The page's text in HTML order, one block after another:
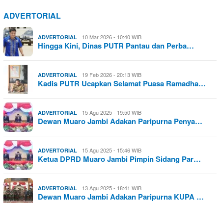
ADVERTORIAL
ADVERTORIAL 10 Mar 2026 - 10:40 WIB
Hingga Kini, Dinas PUTR Pantau dan Perba…
ADVERTORIAL 19 Feb 2026 - 20:13 WIB
Kadis PUTR Ucapkan Selamat Puasa Ramadha…
ADVERTORIAL 15 Agu 2025 - 19:50 WIB
Dewan Muaro Jambi Adakan Paripurna Penya…
ADVERTORIAL 15 Agu 2025 - 15:46 WIB
Ketua DPRD Muaro Jambi Pimpin Sidang Par…
ADVERTORIAL 13 Agu 2025 - 18:41 WIB
Dewan Muaro Jambi Adakan Paripurna KUPA …